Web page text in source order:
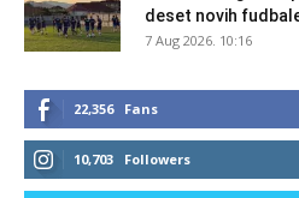
deset novih
7 Aug 2026. 10:16
22,356 Fans
10,703 Followers